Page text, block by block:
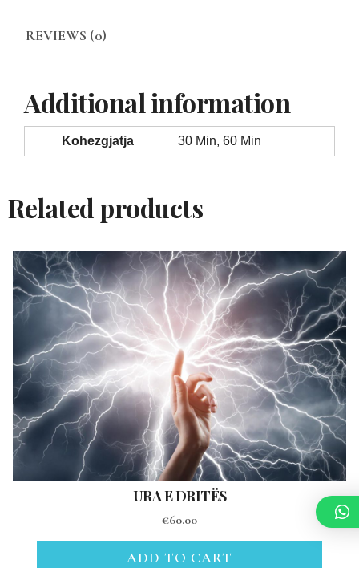
REVIEWS (0)
Additional information
Kohezgjatja 30 Min, 60 Min
Related products
URA E DRITËS
€60.00
ADD TO CART